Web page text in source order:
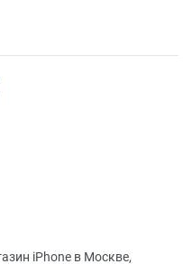
iPhone в Москве,